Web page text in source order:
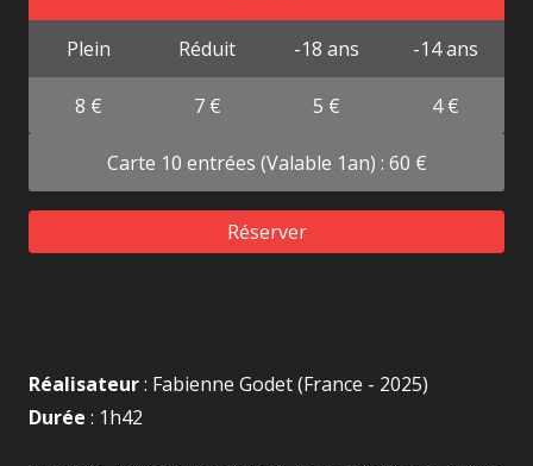
Plein Réduit -18 ans -14 ans
8 € 7 € 5 € 4 €
Carte 10 entrées (Valable 1an) : 60 €
Réserver
Réalisateur: Fabienne Godet (France - 2025)
Durée : 1h42